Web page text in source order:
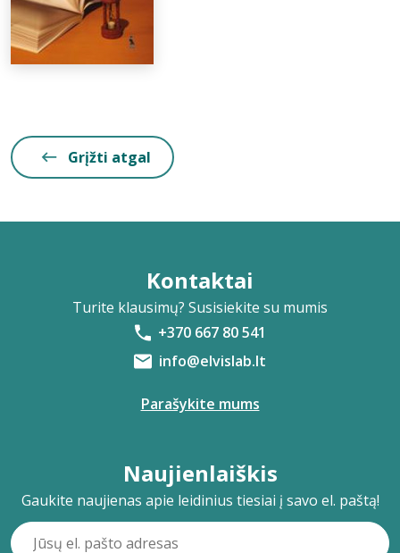
Grįžti atgal
Kontaktai
Turite klausimų? Susisiekite su mumis
+370 667 80 541
info@elvislab.lt
Parašykite mums
Naujienlaiškis
Gaukite naujienas apie leidinius tiesiai į savo el. paštą!